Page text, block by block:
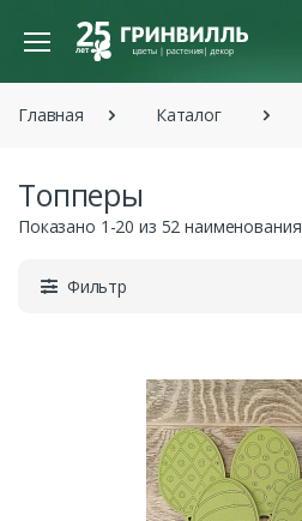
Главная Каталог
Топперы
Показано 1-20 из 52 наименования
Фильтр